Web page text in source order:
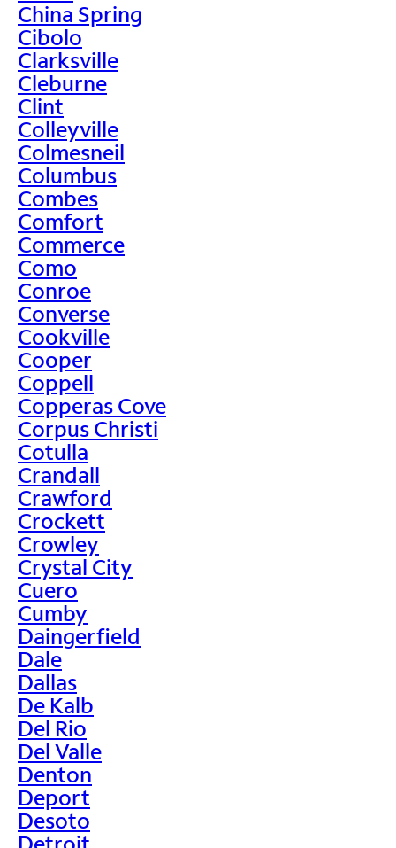
China Spring
Cibolo
Clarksville
Cleburne
Clint
Colleyville
Colmesneil
Columbus
Combes
Comfort
Commerce
Como
Conroe
Converse
Cookville
Cooper
Coppell
Copperas Cove
Corpus Christi
Cotulla
Crandall
Crawford
Crockett
Crowley
Crystal City
Cuero
Cumby
Daingerfield
Dale
Dallas
De Kalb
Del Rio
Del Valle
Denton
Deport
Desoto